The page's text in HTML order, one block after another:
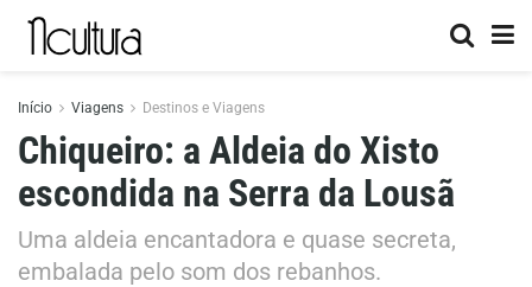
Início Viagens Destinos e Viagens
Chiqueiro: a Aldeia do Xisto
escondida na Serra da Lousã
Uma aldeia encantadora e quase secreta,
embalada pelo som dos rebanhos.